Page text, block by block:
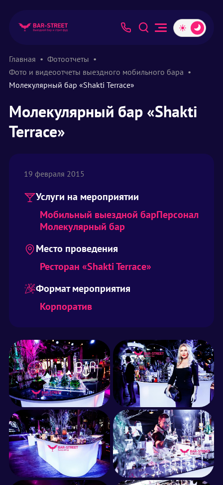
Главная
Фотоотчеты
Фото и видеоотчеты выездного мобильного бара
Молекулярный бар «Shakti Terrace»
Молекулярный бар «Shakti
Terrace»
19 февраля 2015
Услуги на мероприятии
Мобильный выездной барПерсонал
Молекулярный бар
Место проведения
Ресторан «Shakti Terrace»
Формат мероприятия
Корпоратив